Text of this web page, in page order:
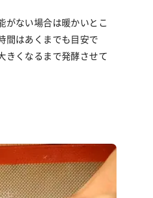
がない場合は暖かいとこ
間はあくまでも目安で
きくなるまで発酵させて